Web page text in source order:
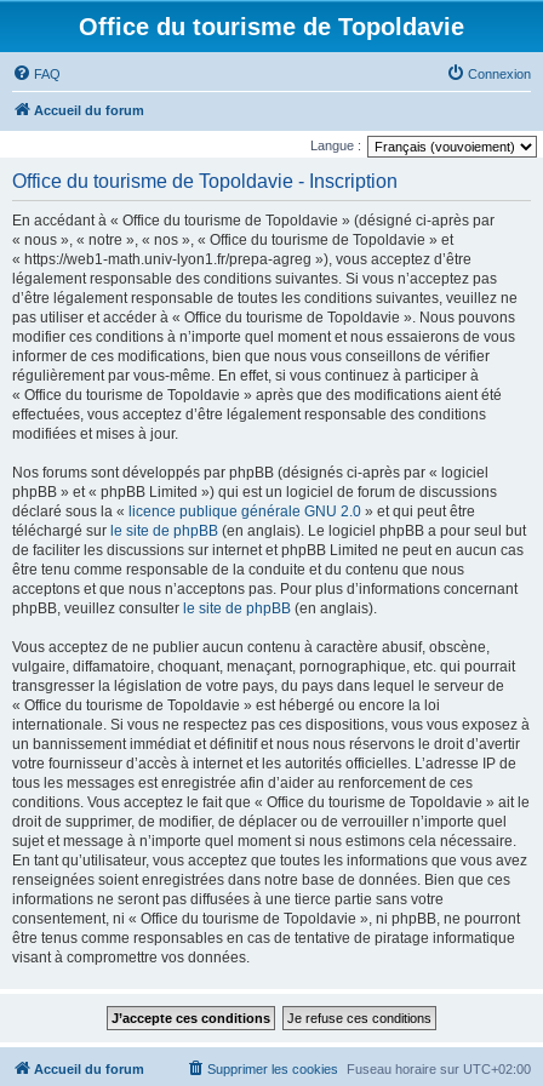
Office du tourisme de Topoldavie
FAQ Connexion
Accueil du forum
Langue :
Office du tourisme de Topoldavie - Inscription
En accédant à « Office du tourisme de Topoldavie » (désigné ci-après par
« nous », « notre », « nos », « Office du tourisme de Topoldavie » et
« https://web1-math.univ-lyon1.fr/prepa-agreg »), vous acceptez d’être
légalement responsable des conditions suivantes. Si vous n’acceptez pas
d’être légalement responsable de toutes les conditions suivantes, veuillez ne
pas utiliser et accéder à « Office du tourisme de Topoldavie ». Nous pouvons
modifier ces conditions à n’importe quel moment et nous essaierons de vous
informer de ces modifications, bien que nous vous conseillons de vérifier
régulièrement par vous-même. En effet, si vous continuez à participer à
« Office du tourisme de Topoldavie » après que des modifications aient été
effectuées, vous acceptez d’être légalement responsable des conditions
modifiées et mises à jour.
Nos forums sont développés par phpBB (désignés ci-après par « logiciel
phpBB » et « phpBB Limited ») qui est un logiciel de forum de discussions
déclaré sous la « licence publique générale GNU 2.0 » et qui peut être
téléchargé sur le site de phpBB (en anglais). Le logiciel phpBB a pour seul but
de faciliter les discussions sur internet et phpBB Limited ne peut en aucun cas
être tenu comme responsable de la conduite et du contenu que nous
acceptons et que nous n’acceptons pas. Pour plus d’informations concernant
phpBB, veuillez consulter le site de phpBB (en anglais).
Vous acceptez de ne publier aucun contenu à caractère abusif, obscène,
vulgaire, diffamatoire, choquant, menaçant, pornographique, etc. qui pourrait
transgresser la législation de votre pays, du pays dans lequel le serveur de
« Office du tourisme de Topoldavie » est hébergé ou encore la loi
internationale. Si vous ne respectez pas ces dispositions, vous vous exposez à
un bannissement immédiat et définitif et nous nous réservons le droit d’avertir
votre fournisseur d’accès à internet et les autorités officielles. L’adresse IP de
tous les messages est enregistrée afin d’aider au renforcement de ces
conditions. Vous acceptez le fait que « Office du tourisme de Topoldavie » ait le
droit de supprimer, de modifier, de déplacer ou de verrouiller n’importe quel
sujet et message à n’importe quel moment si nous estimons cela nécessaire.
En tant qu’utilisateur, vous acceptez que toutes les informations que vous avez
renseignées soient enregistrées dans notre base de données. Bien que ces
informations ne seront pas diffusées à une tierce partie sans votre
consentement, ni « Office du tourisme de Topoldavie », ni phpBB, ne pourront
être tenus comme responsables en cas de tentative de piratage informatique
visant à compromettre vos données.
Accueil du forum Fuseau horaire sur UTC+02:00
Supprimer les cookies